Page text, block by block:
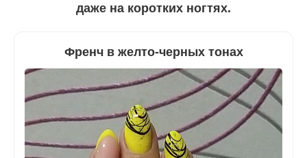
даже на коротких ногтях.
Френч в желто-черных тонах